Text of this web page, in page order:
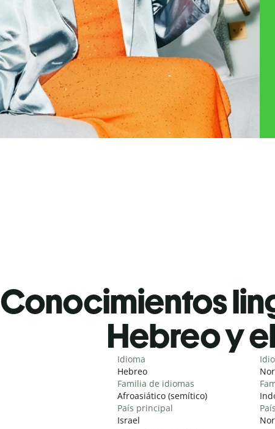
Conocimientos
Hebreo y
Idioma
Hebreo
Familia de idiomas
Afroasiático (semítico)
País principal
Israel